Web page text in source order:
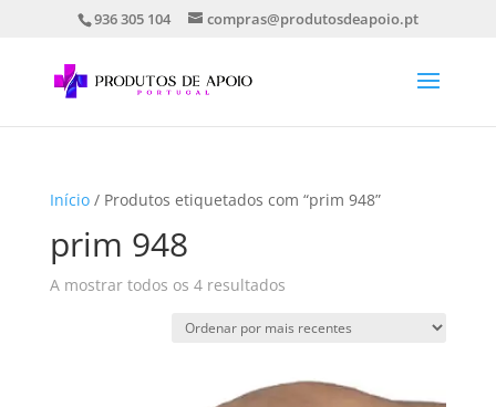
936 305 104 compras@produtosdeapoio.pt
Início/ Produtos etiquetados com “prim 948”
prim 948
A mostrar todos os 4 resultadosOrdenado
mais